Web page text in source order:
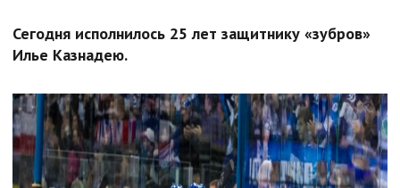
Сегодня исполнилось 25 лет защитнику «зубров»
Илье Казнадею.